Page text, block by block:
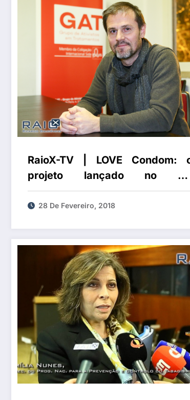
RaioX-TV | LOVE Condom:
projeto lançado no Dia
Internacional do Preservativo
28 De Fevereiro, 2018